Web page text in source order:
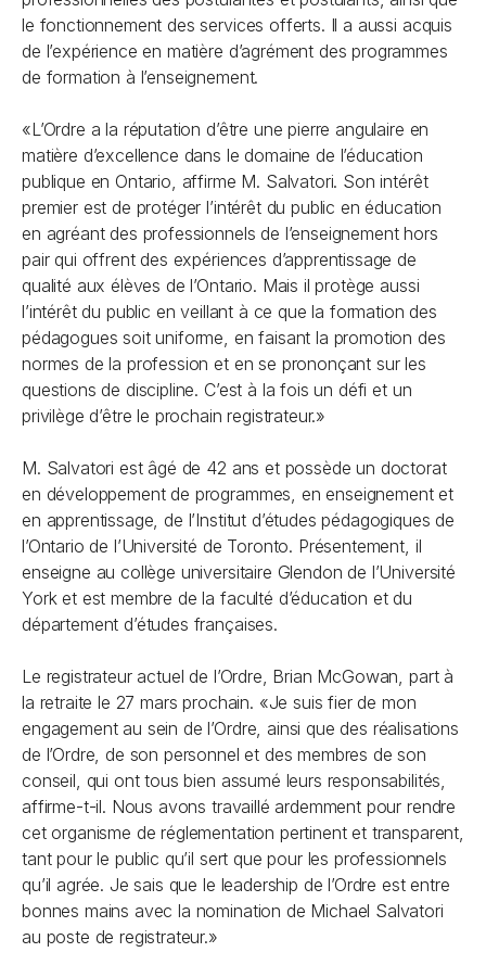
le fonctionnement des services offerts. Il a aussi acquis
de l’expérience en matière d’agrément des programmes
de formation à l’enseignement.
«L’Ordre a la réputation d’être une pierre angulaire en
matière d’excellence dans le domaine de l’éducation
publique en Ontario, affirme M. Salvatori. Son intérêt
premier est de protéger l’intérêt du public en éducation
en agréant des professionnels de l’enseignement hors
pair qui offrent des expériences d’apprentissage de
qualité aux élèves de l’Ontario. Mais il protège aussi
l’intérêt du public en veillant à ce que la formation des
pédagogues soit uniforme, en faisant la promotion des
normes de la profession et en se prononçant sur les
questions de discipline. C’est à la fois un défi et un
privilège d’être le prochain registrateur.»
M. Salvatori est âgé de 42 ans et possède un doctorat
en développement de programmes, en enseignement et
en apprentissage, de l’Institut d’études pédagogiques de
l’Ontario de l’Université de Toronto. Présentement, il
enseigne au collège universitaire Glendon de l’Université
York et est membre de la faculté d’éducation et du
département d’études françaises.
Le registrateur actuel de l’Ordre, Brian McGowan, part à
la retraite le 27 mars prochain. «Je suis fier de mon
engagement au sein de l’Ordre, ainsi que des réalisations
de l’Ordre, de son personnel et des membres de son
conseil, qui ont tous bien assumé leurs responsabilités,
affirme-t-il. Nous avons travaillé ardemment pour rendre
cet organisme de réglementation pertinent et transparent,
tant pour le public qu’il sert que pour les professionnels
qu’il agrée. Je sais que le leadership de l’Ordre est entre
bonnes mains avec la nomination de Michael Salvatori
au poste de registrateur.»